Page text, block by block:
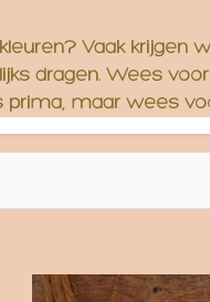
Vaak krijgen
dragen. Wees
prima, maar wees